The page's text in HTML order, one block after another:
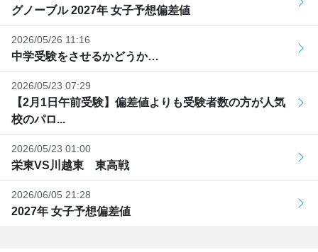
グノーブル 2027年 女子予想偏差値
2026/05/26 11:16
中学受験をさせるかどうか…
2026/05/23 07:29
【2月1日午前受験】偏差値よりも受験者数の方が人気
校のパロ...
2026/05/23 01:00
栄東VS川越東 東高戦
2026/06/05 21:28
2027年 女子予想偏差値